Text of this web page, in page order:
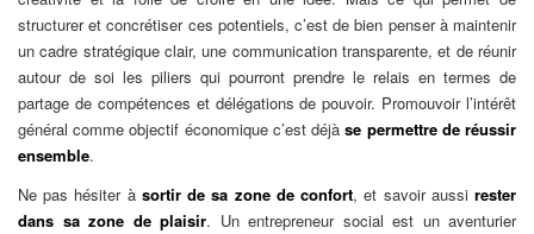
structurer et concrétiser ces potentiels, c’est de bien penser à maintenir
un cadre stratégique clair, une communication transparente, et de réunir
autour de soi les piliers qui pourront prendre le relais en termes de
partage de compétences et délégations de pouvoir. Promouvoir l’intérêt
général comme objectif économique c’est déjà se permettre de réussir
ensemble.
Ne pas hésiter à sortir de sa zone de confort, et savoir aussirester
dans sa zone de plaisir. Un entrepreneur social est un aventurier